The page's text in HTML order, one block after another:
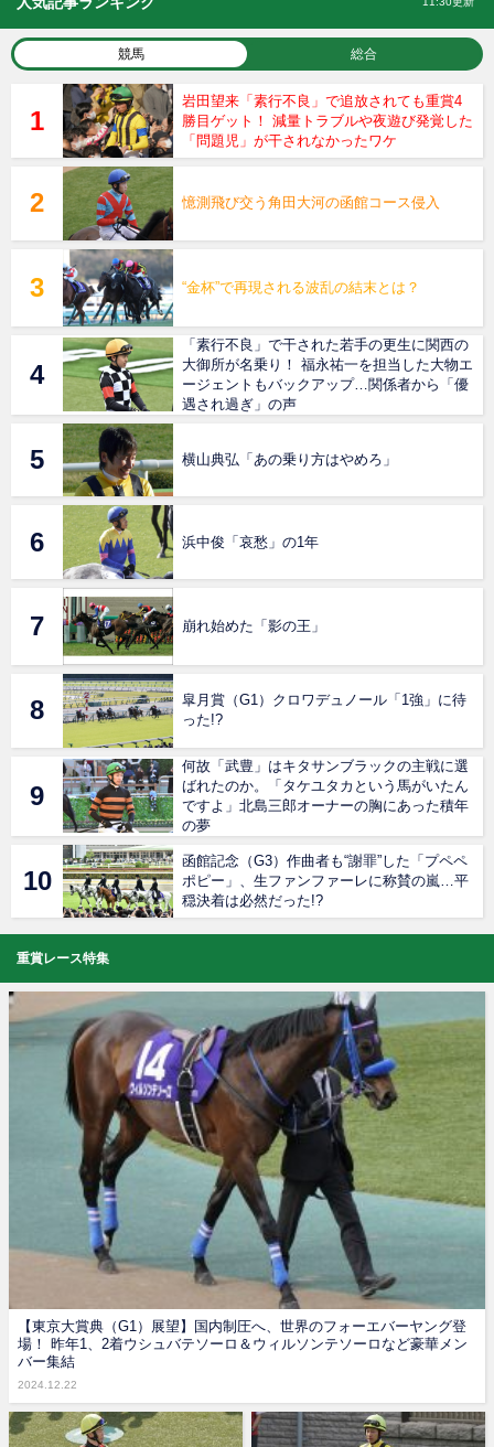
競馬 総合
岩田望来「素行不良」で追放されても重賞4
勝目ゲット！ 減量トラブルや夜遊び発覚した
「問題児」が干されなかったワケ
憶測飛び交う角田大河の函館コース侵入
“金杯”で再現される波乱の結末とは？
「素行不良」で干された若手の更生に関西の
大御所が名乗り！ 福永祐一を担当した大物エ
ージェントもバックアップ…関係者から「優
遇され過ぎ」の声
横山典弘「あの乗り方はやめろ」
浜中俊「哀愁」の1年
崩れ始めた「影の王」
皐月賞（G1）クロワデュノール「1強」に待
った!?
何故「武豊」はキタサンブラックの主戦に選
ばれたのか。「タケユタカという馬がいたん
ですよ」北島三郎オーナーの胸にあった積年
の夢
函館記念（G3）作曲者も“謝罪”した「プペペ
ポピー」、生ファンファーレに称賛の嵐…平
穏決着は必然だった!?
重賞レース特集
【東京大賞典（G1）展望】国内制圧へ、世界のフォーエバーヤング登
場！ 昨年1、2着ウシュバテソーロ＆ウィルソンテソーロなど豪華メン
バー集結
2024.12.22